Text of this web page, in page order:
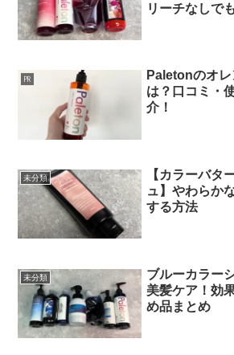
リーチなしで
㏚
Paletonのオ
は？口コミ・
介！
未分類
【カラーバタ
ュ】やわらか
する方法
未分類
ブルーカラー
美髪ケア！効
め品まとめ